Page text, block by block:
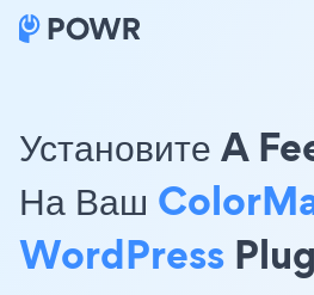
Установите A
На Ваш
WordPress